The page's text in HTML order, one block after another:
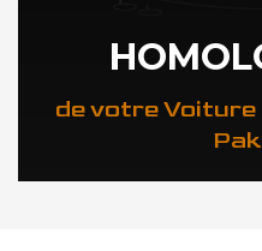
de votre